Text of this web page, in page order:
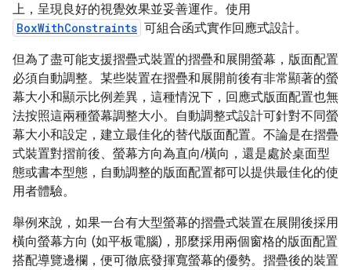
上，呈現良好的視覺效果並妥善運作。使用
BoxWithConstraints 可組合函式實作回應式設計。
但為了盡可能支援摺疊式裝置的摺疊和展開螢幕，版面配置
必須自動調整。某些裝置在摺疊和展開前後有非常顯著的螢
幕大小和顯示比例差異，這種情況下，回應式版面配置也無
法按照這兩種螢幕調整大小。自動調整式設計可針對不同螢
幕大小和設定，建立最佳化的替代版面配置。不論是在摺疊
式裝置對摺前後、螢幕方向為直向/橫向，還是處於桌面型
態或書本型態，自動調整的版面配置都可以提供最佳化的使
用者體驗。
舉例來說，如果一台有大型螢幕的摺疊式裝置在展開後採用
橫向螢幕方向 (如平板電腦)，那麼採用兩個窗格的版面配置
搭配導覽邊欄，便可徹底發揮寬螢幕的優勢。摺疊後的裝置